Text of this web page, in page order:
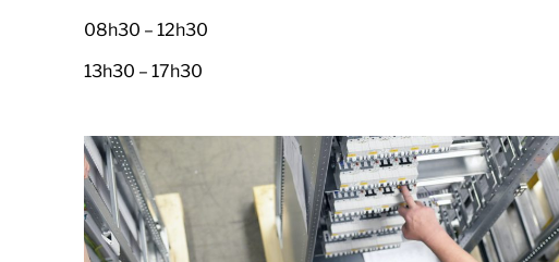
08h30 – 12h30
13h30 – 17h30